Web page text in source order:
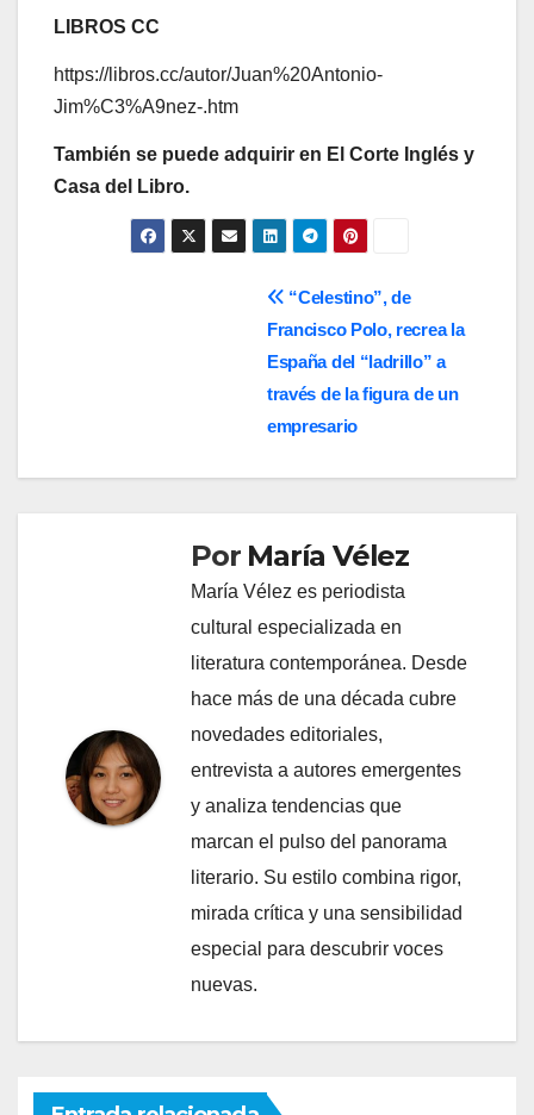
LIBROS CC
https://libros.cc/autor/Juan%20Antonio-
Jim%C3%A9nez-.htm
También se puede adquirir en El Corte Inglés y
Casa del Libro.
“Celestino”, de
Francisco Polo, recrea la
España del “ladrillo” a
través de la figura de un
empresario
Por María Vélez
María Vélez es periodista
cultural especializada en
literatura contemporánea. Desde
hace más de una década cubre
novedades editoriales,
entrevista a autores emergentes
y analiza tendencias que
marcan el pulso del panorama
literario. Su estilo combina rigor,
mirada crítica y una sensibilidad
especial para descubrir voces
nuevas.